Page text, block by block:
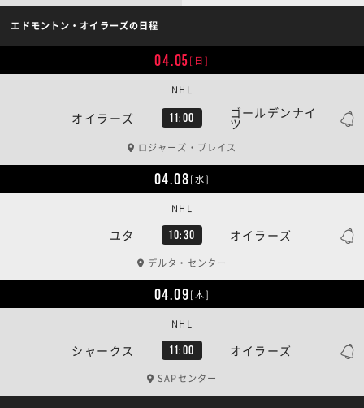
エドモントン・オイラーズの日程
04.05[日]
オイラーズ 11:00 ゴールデンナイ
ツ
NHL
ロジャーズ・プレイス
04.08[水]
ユタ 10:30 オイラーズ
NHL
デルタ・センター
04.09[木]
シャークス 11:00 オイラーズ
NHL
SAPセンター